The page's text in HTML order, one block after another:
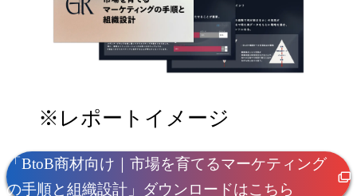
※レポートイメージ
「BtoB商材向け｜市場を育てるマーケティング
の手順と組織設計」ダウンロードはこちら